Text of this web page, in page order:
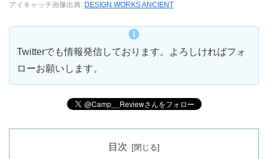
アイキャッチ画像出典: DESIGN WORKS ANCIENT
Twitterでも情報発信しております。よろしければフォ
ローお願いします。
目次